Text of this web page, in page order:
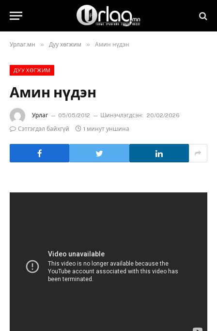
Урлаг.мн » Дуу хөгжим » Амин нүдэн
ДУУ ХӨГЖИМ
Амин нүдэн
Урлаг 05/05/2012 Шинэчлэгдсэн: 20/02/2026
Сэтгэгдэл байхгүй
1 минут уншина